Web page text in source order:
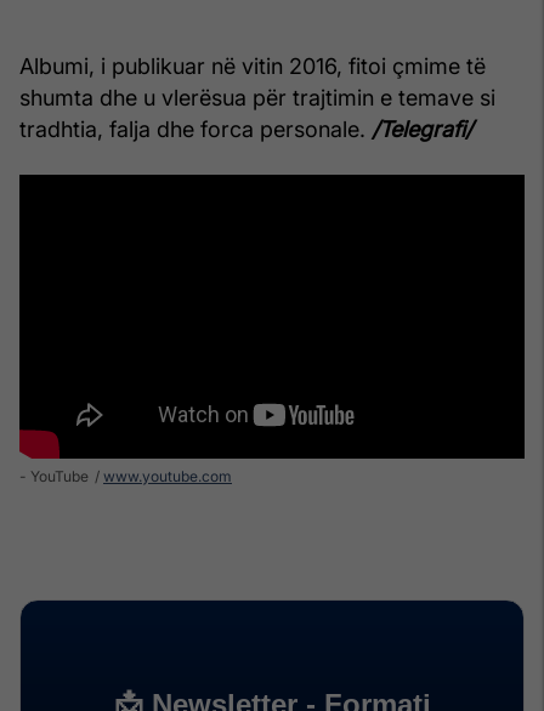
Albumi, i publikuar në vitin 2016, fitoi çmime të
shumta dhe u vlerësua për trajtimin e temave si
tradhtia, falja dhe forca personale. /Telegrafi/
- YouTube www.youtube.com